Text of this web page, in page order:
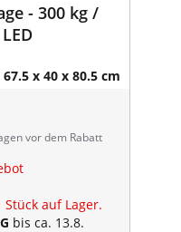
- 300 kg /
67.5 x 40 x 80.5 cm
vor dem Rabatt
auf Lager.
bis ca. 13.8.